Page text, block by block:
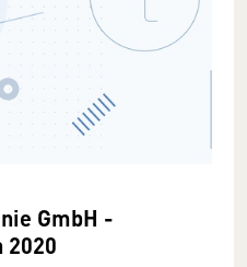
GmbH -
2020